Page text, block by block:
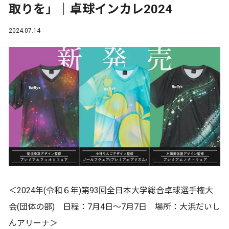
取りを」｜卓球インカレ2024
2024.07.14
＜2024年(令和６年)第93回全日本大学総合卓球選手権大
会(団体の部) 日程：7月4日～7月7日 場所：大浜だいし
んアリーナ＞